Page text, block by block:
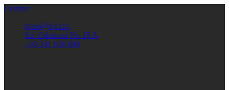
Contact
press@djct.ro
Str. Celulozei Nr. 15 A
+40 241 630 696